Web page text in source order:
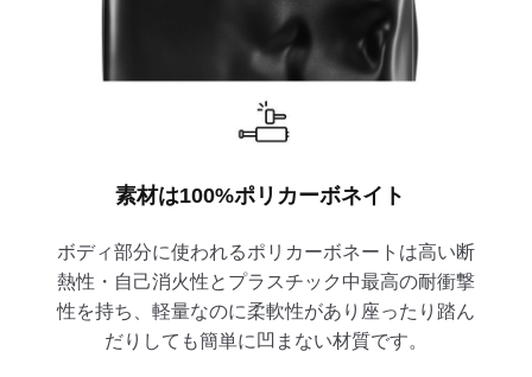
素材は100%ポリカーボネイト
ボディ部分に使われるポリカーボネートは高い断
熱性・自己消火性とプラスチック中最高の耐衝撃
性を持ち、軽量なのに柔軟性があり座ったり踏ん
だりしても簡単に凹まない材質です。